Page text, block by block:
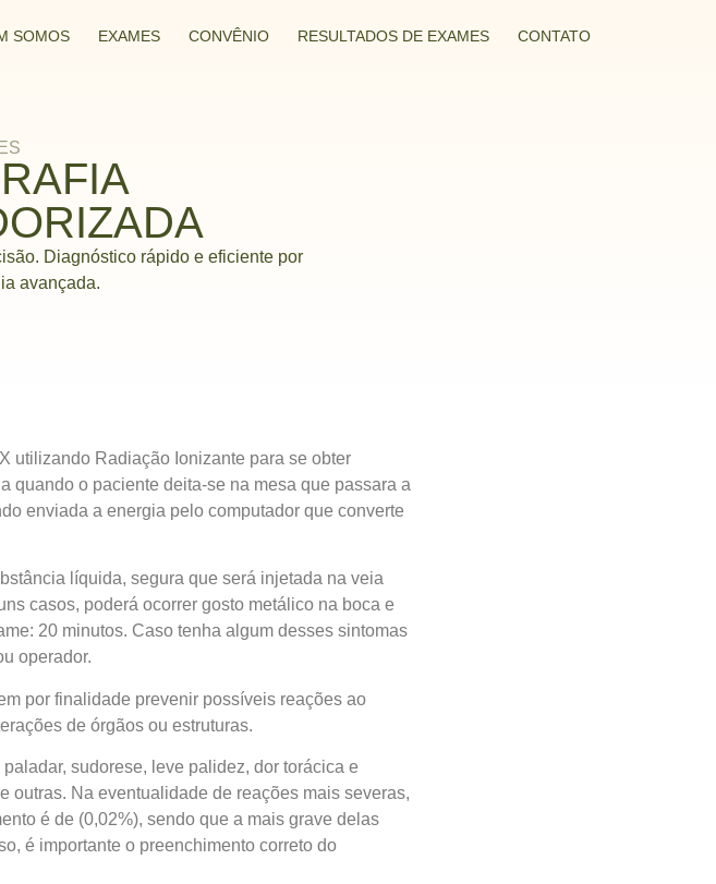
SOMOS EXAMES CONVÊNIO RESULTADOS DE EXAMES CONTATO
Diagnóstico rápido e eficiente por
avançada.
utilizando Radiação Ionizante para se obter
quando o paciente deita-se na mesa que passara a
enviada a energia pelo computador que converte
líquida, segura que será injetada na veia
casos, poderá ocorrer gosto metálico na boca e
20 minutos. Caso tenha algum desses sintomas
operador.
por finalidade prevenir possíveis reações ao
de órgãos ou estruturas.
sudorese, leve palidez, dor torácica e
outras. Na eventualidade de reações mais severas,
é de (0,02%), sendo que a mais grave delas
é importante o preenchimento correto do